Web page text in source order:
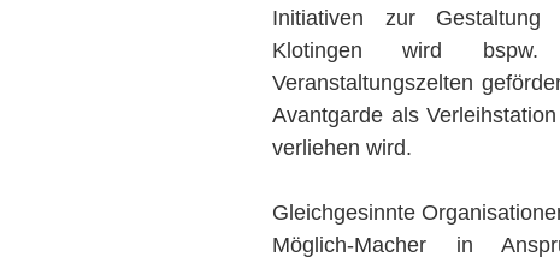
Initiativen zur
Klotingen wird
Veranstaltungszelten
Avantgarde als
verliehen wird.
Gleichgesinnte
Möglich-Macher in